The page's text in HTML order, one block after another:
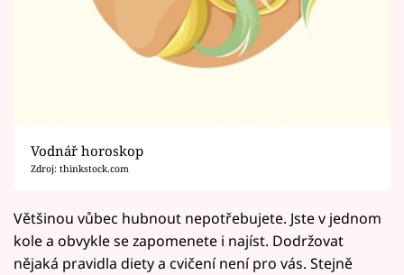
Vodnář horoskop
Zdroj: thinkstock.com
Většinou vůbec hubnout nepotřebujete. Jste v jednom
kole a obvykle se zapomenete i najíst. Dodržovat
nějaká pravidla diety a cvičení není pro vás. Stejně